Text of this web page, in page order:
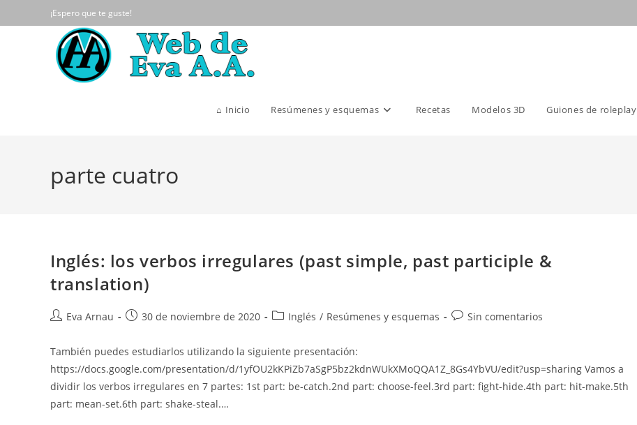
al
¡Espero que te guste!
⌂ Inicio Resúmenes y esquemas Recetas Modelos 3D Guiones de roleplay
parte cuatro
Inglés: los verbos irregulares (past simple, past participle &
translation)
Autor
la
entrada:
Eva Arnau
Publicación
entrada:
30 de noviembre de 2020
Categoría
entrada:
Inglés / Resúmenes y esquemas
Comentarios
Sin comentarios
También puedes estudiarlos utilizando la siguiente presentación:
https://docs.google.com/presentation/d/1yfOU2kKPiZb7aSgP5bz2kdnWUkXMoQQA1Z_8Gs4YbVU/edit?usp=sharing Vamos a
dividir los verbos irregulares en 7 partes: 1st part: be-catch.2nd part: choose-feel.3rd part: fight-hide.4th part: hit-make.5th
part: mean-set.6th part: shake-steal.…